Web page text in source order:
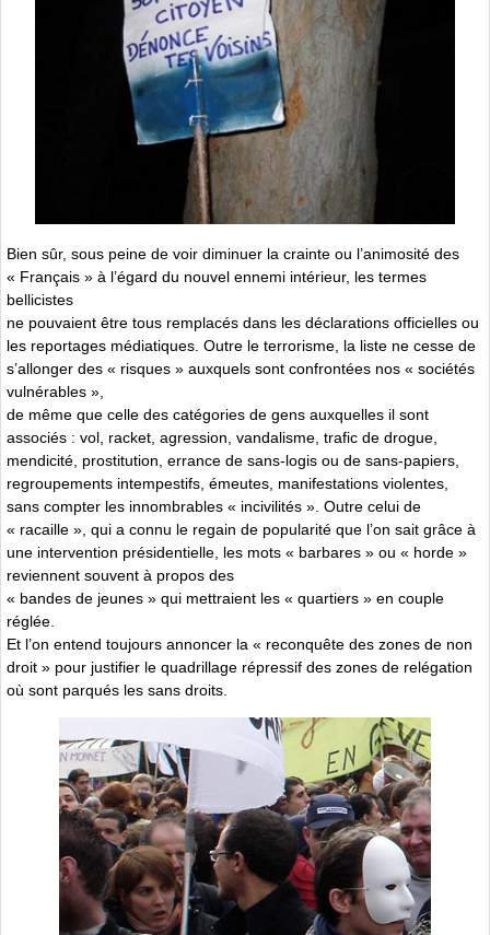
Bien sûr, sous peine de voir diminuer la crainte ou l’animosité des
« Français » à l’égard du nouvel ennemi intérieur, les termes
bellicistes
ne pouvaient être tous remplacés dans les déclarations officielles ou
les reportages médiatiques. Outre le terrorisme, la liste ne cesse de
s’allonger des « risques » auxquels sont confrontées nos « sociétés
vulnérables »,
de même que celle des catégories de gens auxquelles il sont
associés : vol, racket, agression, vandalisme, trafic de drogue,
mendicité, prostitution, errance de sans-logis ou de sans-papiers,
regroupements intempestifs, émeutes, manifestations violentes,
sans compter les innombrables « incivilités ». Outre celui de
« racaille », qui a connu le regain de popularité que l’on sait grâce à
une intervention présidentielle, les mots « barbares » ou « horde »
reviennent souvent à propos des
« bandes de jeunes » qui mettraient les « quartiers » en couple
réglée.
Et l’on entend toujours annoncer la « reconquête des zones de non
droit » pour justifier le quadrillage répressif des zones de relégation
où sont parqués les sans droits.